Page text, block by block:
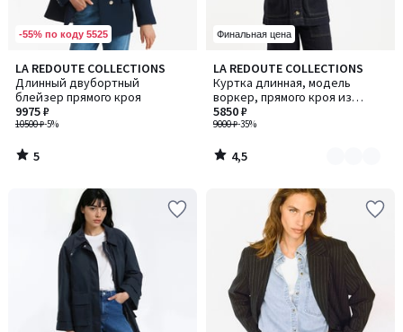
-55% по коду 5525
LA REDOUTE COLLECTIONS
Длинный двубортный
блейзер прямого кроя
10500 ₽-5%
9975 ₽
5
/
5
5
/
Финальная цена
LA REDOUTE COLLECTIONS
Куртка длинная, модель
воркер, прямого кроя из
денима
9000 ₽-35%
5850 ₽
4,5
/ 5
Количество
цветов:
2
4,5
/